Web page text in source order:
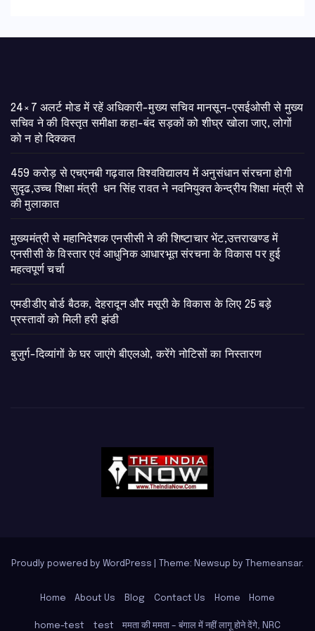
24×7 अलर्ट मोड में रहें अधिकारी-मुख्य सचिव मानसून-एसईओसी से मुख्य
सचिव ने की विस्तृत समीक्षा कहा-बंद सड़कों को शीघ्र खोला जाए, लोगों
को न हो दिक्कत
459 करोड़ से एचएनबी गढ़वाल विश्वविद्यालय में अनुसंधान संरचना होगी
सुदृढ,उच्च शिक्षा मंत्री धन सिंह रावत ने नवनियुक्त केन्द्रीय शिक्षा मंत्री से
की मुलाकात
मुख्यमंत्री से महानिदेशक एनसीसी ने की शिष्टाचार भेंट,उत्तराखण्ड में
एनसीसी के विस्तार एवं आधुनिक आधारभूत संरचना के विकास पर हुई
महत्वपूर्ण चर्चा
एमडीडीए बोर्ड बैठक, देहरादून और मसूरी के विकास के लिए 25 बड़े
प्रस्तावों को मिली हरी झंडी
बुजुर्ग-दिव्यांगों के घर जाएंगे बीएलओ, करेंगे नोटिसों का निस्तारण
Proudly powered by WordPress Theme: Newsup by Themeansar.
Home About Us Blog Contact Us Home Home
home-test test ममता की ममता – बंगाल में नहीं लागू होने देंगे, NRC